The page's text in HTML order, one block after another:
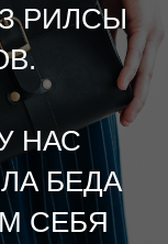
РИЛСЫ
НАС
БЕДА
СЕБЯ